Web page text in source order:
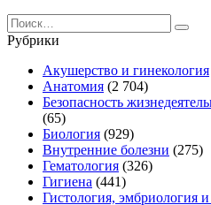
Search
for:
Рубрики
Акушерство и гинекология
Анатомия (2 704)
Безопасность
(65)
Биология (929)
Внутренние болезни (275)
Гематология (326)
Гигиена (441)
Гистология, эмбриология